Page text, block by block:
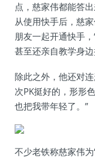
点，慈家伟都能答
从使用快手后，慈
朋友一起开通快手
甚至还亲自教学身边
除此之外，他还对
次PK挺好的，形形
也把我带年轻了。”
不少老铁称慈家伟